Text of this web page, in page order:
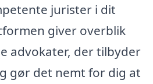
jurister i dit
giver overblik
advokater, der tilbyder
gør det nemt for dig at